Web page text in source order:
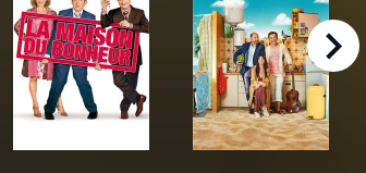
right